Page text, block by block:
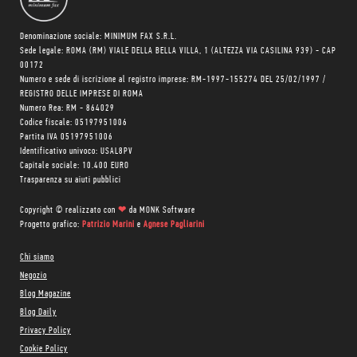
Denominazione sociale: MINIMUM FAX S.R.L.
Sede legale: ROMA (RM) VIALE DELLA BELLA VILLA, 1 (ALTEZZA VIA CASILINA 939) - CAP
00172
Numero e sede di iscrizione al registro imprese: RM-1997-155274 DEL 25/02/1997 /
REGISTRO DELLE IMPRESE DI ROMA
Numero Rea: RM - 864029
Codice fiscale: 05197951006
Partita IVA 05197951006
Identificativo univoco: USAL8PV
Capitale sociale: 10.400 EURO
Trasparenza su aiuti pubblici
Copyright © realizzato con ❤ da MONK Software
Progetto grafico: Patrizio Marini e Agnese Pagliarini
Chi siamo
Negozio
Blog Magazine
Blog Daily
Privacy Policy
Cookie Policy